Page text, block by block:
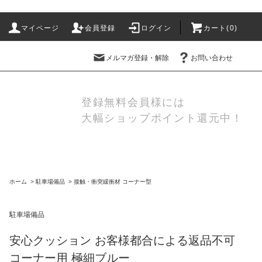
マイページ 会員登録 ログイン カート(0)
メルマガ登録・解除 お問い合わせ
登録無料会員様には
大幅ショップポイント還元中！
ホーム > 駐車場備品 > 接触・衝突緩衝材 コーナー型
駐車場備品
安心クッション お客様都合による返品不可
コーナー用 極細ブルー